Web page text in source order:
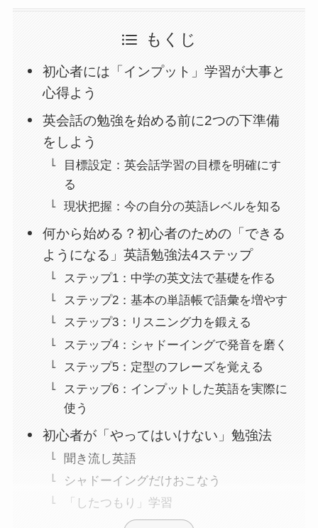
もくじ
初心者には「インプット」学習が大事と
心得よう
英会話の勉強を始める前に2つの下準備
をしよう
目標設定：英会話学習の目標を明確にす
る
現状把握：今の自分の英語レベルを知る
何から始める？初心者のための「できる
ようになる」英語勉強法4ステップ
ステップ1：中学の英文法で基礎を作る
ステップ2：基本の単語帳で語彙を増やす
ステップ3：リスニング力を鍛える
ステップ4：シャドーイングで発音を磨く
ステップ5：定型のフレーズを覚える
ステップ6：インプットした英語を実際に
使う
初心者が「やってはいけない」勉強法
聞き流し英語
シャドーイングだけおこなう
「したつもり」学習